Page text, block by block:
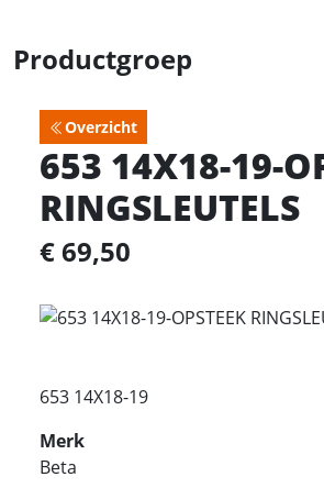
Productgroep
Overzicht
653 14X18-19-
RINGSLEUTELS
€ 69,50
653 14X18-19
Merk
Beta